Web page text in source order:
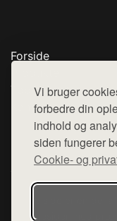
Vi bruger
forbedre din
indhold og
siden fungerer
Cookie- og
Forside
Top Rabatter
Kontakt
Denne side er en del
hjemmesider med